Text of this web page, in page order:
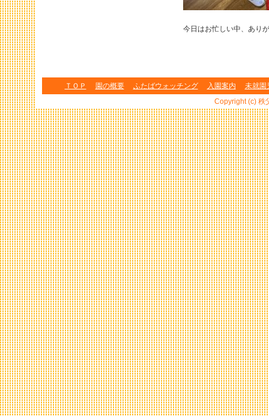
今日はお忙しい中、あり
ＴＯＰ 園の概要 ふたばウォッチング 入園案内
未就園
Copyright (c) 秩